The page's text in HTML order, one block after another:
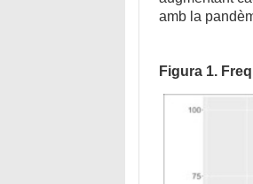
amb la
Figura 1.